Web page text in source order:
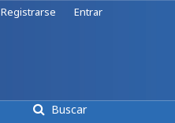
Buscar
Registrarse Entrar